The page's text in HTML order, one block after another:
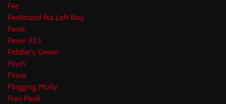
Fee
Ferdinand fka Left Boy
Ferris
Fever 333
Fiddler's Green
Finch
Finna
Flogging Molly
Frau Pauli